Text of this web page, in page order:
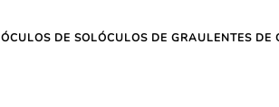
ÓCULOS DE SOLÓCULOS DE GRAULENTES DE